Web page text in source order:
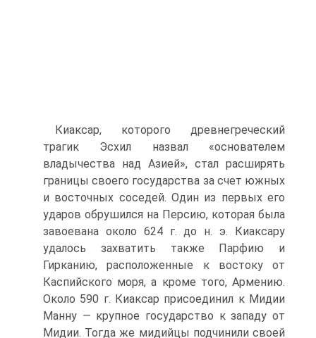
Киаксар, которого древнегреческий
трагик Эсхил назвал «основателем
владычества над Азией», стал расширять
границы своего государства за счет южных
и восточных соседей. Один из первых его
ударов обрушился на Персию, которая была
завоевана около 624 г. до н. э. Киаксару
удалось захватить также Парфию и
Гирканию, расположенные к востоку от
Каспийского моря, а кроме того, Армению.
Около 590 г. Киаксар присоединил к Мидии
Манну — крупное государство к западу от
Мидии. Тогда же мидийцы подчинили своей